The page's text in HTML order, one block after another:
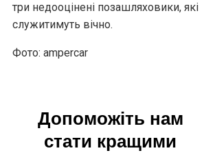
три недооцінені позашляховики, які
служитимуть вічно.
Фото: ampercar
Допоможіть нам
стати кращими